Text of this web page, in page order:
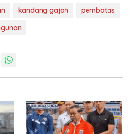
kandang gajah
pembatas